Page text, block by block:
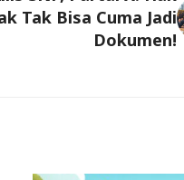
Tak Bisa Cuma Jadi
Dokumen!